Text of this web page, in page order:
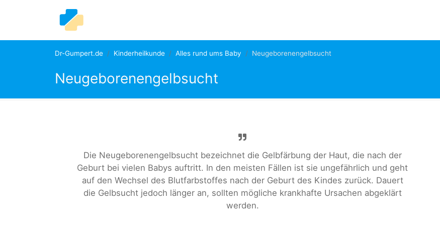
Dr-Gumpert.de Kinderheilkunde Alles rund ums Baby Neugeborenengelbsucht
Neugeborenengelbsucht
Die Neugeborenengelbsucht bezeichnet die Gelbfärbung der Haut, die nach der
Geburt bei vielen Babys auftritt. In den meisten Fällen ist sie ungefährlich und geht
auf den Wechsel des Blutfarbstoffes nach der Geburt des Kindes zurück. Dauert
die Gelbsucht jedoch länger an, sollten mögliche krankhafte Ursachen abgeklärt
werden.